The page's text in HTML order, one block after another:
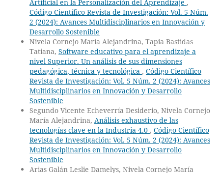
Artificial en la Personalización del Aprendizaje ,
Código Científico Revista de Investigación: Vol. 5 Núm.
2 (2024): Avances Multidisciplinarios en Innovación y
Desarrollo Sostenible
Nivela Cornejo María Alejandrina, Tapia Bastidas
Tatiana, Software educativo para el aprendizaje a
nivel Superior. Un análisis de sus dimensiones
pedagógica, técnica y tecnológica , Código Científico
Revista de Investigación: Vol. 5 Núm. 2 (2024): Avances
Multidisciplinarios en Innovación y Desarrollo
Sostenible
Segundo Vicente Echeverría Desiderio, Nivela Cornejo
María Alejandrina, Análisis exhaustivo de las
tecnologías clave en la Industria 4.0 , Código Científico
Revista de Investigación: Vol. 5 Núm. 2 (2024): Avances
Multidisciplinarios en Innovación y Desarrollo
Sostenible
Arias Galán Leslie Damelys, Nivela Cornejo María